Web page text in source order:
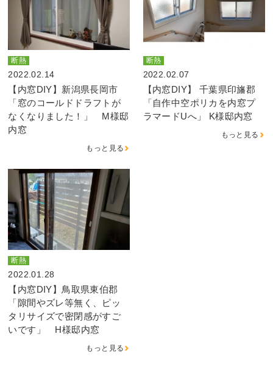
断熱
2022.02.14
【内窓DIY】新潟県長岡市
「窓のコールドドラフトが
なくなりました！」 M様邸
内窓
もっと見る
断熱
2022.02.07
【内窓DIY】 千葉県印旛郡
「自作中空ポリカを内窓プ
ラマードUへ」 K様邸内窓
もっと見る
断熱
2022.01.28
【内窓DIY】鳥取県東伯郡
「隙間やズレ等無く、ピッ
タリサイズで密閉感がすご
いです」 H様邸内窓
もっと見る